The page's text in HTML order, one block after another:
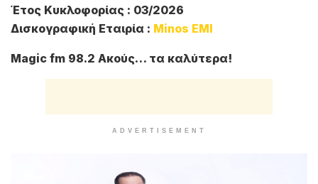
Έτος Κυκλοφορίας : 03/2026
Δισκογραφική Εταιρία : Minos EMI
Magic fm 98.2 Ακούς… τα καλύτερα!
ADVERTISEMENT